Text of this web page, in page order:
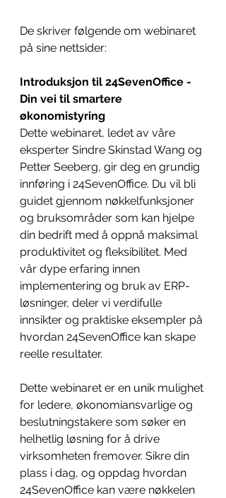
De skriver følgende om webinaret
på sine nettsider:
Introduksjon til 24SevenOffice -
Din vei til smartere
økonomistyring
Dette webinaret, ledet av våre
eksperter Sindre Skinstad Wang og
Petter Seeberg, gir deg en grundig
innføring i 24SevenOffice. Du vil bli
guidet gjennom nøkkelfunksjoner
og bruksområder som kan hjelpe
din bedrift med å oppnå maksimal
produktivitet og fleksibilitet. Med
vår dype erfaring innen
implementering og bruk av ERP-
løsninger, deler vi verdifulle
innsikter og praktiske eksempler på
hvordan 24SevenOffice kan skape
reelle resultater.
Dette webinaret er en unik mulighet
for ledere, økonomiansvarlige og
beslutningstakere som søker en
helhetlig løsning for å drive
virksomheten fremover. Sikre din
plass i dag, og oppdag hvordan
24SevenOffice kan være nøkkelen